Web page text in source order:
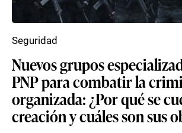
Nuevos grupos
PNP para combatir la
organizada: ¿Por qué se
creación y cuáles son sus
Seguridad